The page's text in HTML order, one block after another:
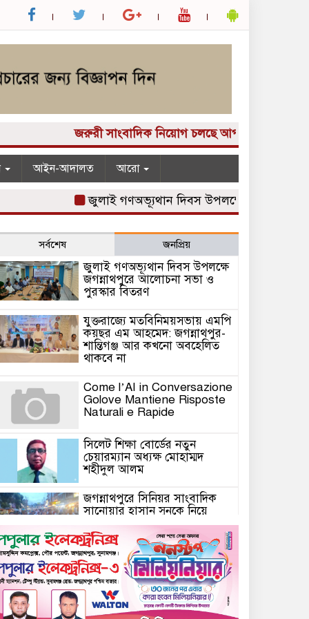
জরুরী সাংবাদিক নিয়োগ চলছে আপনার কাছে একটি
আইন-আদালত আরো
জুলাই গণঅভ্যূথান দিবস উপলক্ষে জগন্নাথপুরে
সর্বশেষ জনপ্রিয়
জুলাই গণঅভ্যূথান দিবস উপলক্ষে
জগন্নাথপুরে আলোচনা সভা ও
পুরস্কার বিতরণ
যুক্তরাজ্যে মতবিনিময়সভায় এমপি
কয়ছর এম আহমেদ: জগন্নাথপুর-
শান্তিগঞ্জ আর কখনো অবহেলিত
থাকবে না
Come l’AI in Conversazione
Golove Mantiene Risposte
Naturali e Rapide
সিলেট শিক্ষা বোর্ডের নতুন
চেয়ারম্যান অধ্যক্ষ মোহাম্মদ
শহীদুল আলম
জগন্নাথপুরে সিনিয়র সাংবাদিক
সানোয়ার হাসান সুনুকে নিয়ে
কুরুচিপূর্ণ মন্তব্যের প্রতিবাদে
বিক্ষোভ মিছিল ও প্রতিবাদ সভা
জগন্নাথপুরে সানোয়ার হাসান
সুনুকে নিয়ে কুরুচিপূর্ণ মন্তব্যের
নিন্দা জানালো বিএনপি